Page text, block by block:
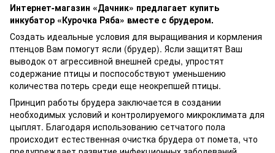
Интернет-магазин «Дачник» предлагает купить
инкубатор «Курочка Ряба» вместе с брудером.
Создать идеальные условия для выращивания и кормления
птенцов Вам помогут ясли (брудер). Ясли защитят Ваш
выводок от агрессивной внешней среды, упростят
содержание птицы и поспособствуют уменьшению
количества потерь среди еще неокрепшей птицы.
Принцип работы брудера заключается в создании
необходимых условий и контролируемого микроклимата для
цыплят. Благодаря использованию сетчатого пола
происходит естественная очистка брудера от помета, что